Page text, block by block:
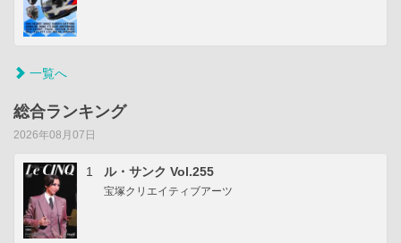
一覧へ
総合ランキング
2026年08月07日
1 ル・サンク Vol.255
宝塚クリエイティブアーツ